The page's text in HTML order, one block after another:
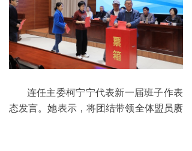
连任主委柯宁宁代表新一届班子作表
态发言。她表示，将团结带领全体盟员赓